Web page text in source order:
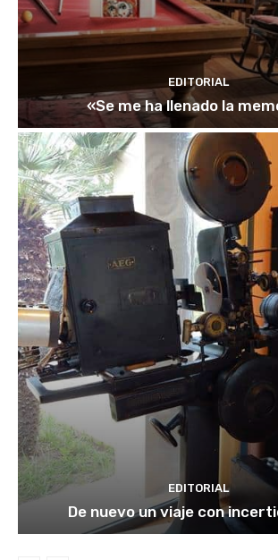
EDITORIAL
«Se me ha llenado la
EDITORIAL
De nuevo un viaje con